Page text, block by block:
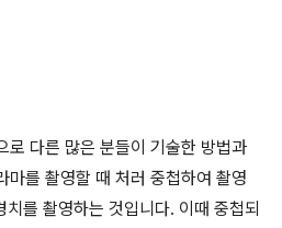
로 다른 많은 분들이 기술한 방법과
마를 촬영할 때 처러 중첩하여 촬영
를 촬영하는 것입니다. 이때 중첩되